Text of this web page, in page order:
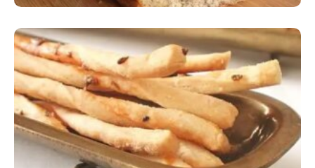
Comer Bem: Palitinhos De Cebola E Salsa